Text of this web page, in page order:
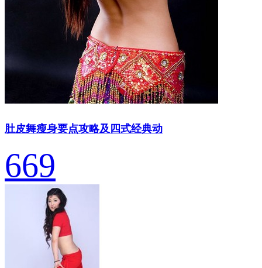
肚皮舞瘦身要点攻略及四式经典动
669